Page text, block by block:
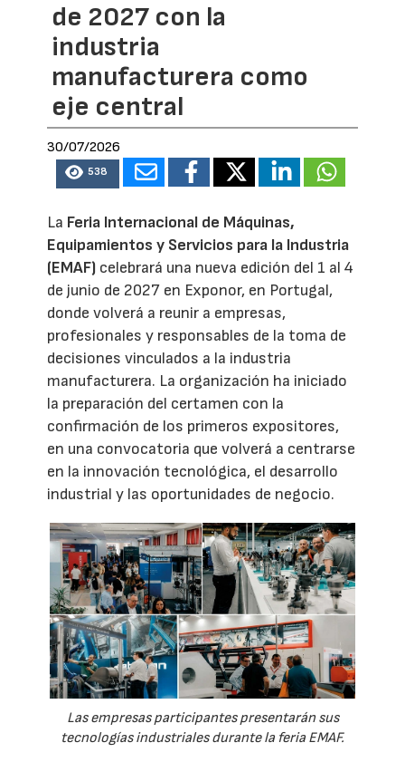
de 2027 con la
industria
manufacturera como
eje central
30/07/2026
538
La Feria Internacional de Máquinas,
Equipamientos y Servicios para la Industria
(EMAF) celebrará una nueva edición del 1 al 4
de junio de 2027 en Exponor, en Portugal,
donde volverá a reunir a empresas,
profesionales y responsables de la toma de
decisiones vinculados a la industria
manufacturera. La organización ha iniciado
la preparación del certamen con la
confirmación de los primeros expositores,
en una convocatoria que volverá a centrarse
en la innovación tecnológica, el desarrollo
industrial y las oportunidades de negocio.
Las empresas participantes presentarán sus
tecnologías industriales durante la feria EMAF.